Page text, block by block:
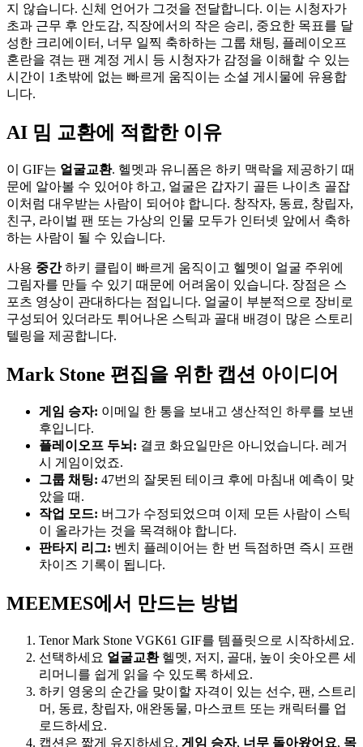
지 않습니다. 신체 언어가 그것을 전달합니다. 이는 시청자가
초과 근무 후 안도감, 직장에서의 작은 승리, 중요한 목표를 달
성한 크리에이터, 너무 일찍 축하하는 그룹 채팅, 플레이오프
혼란을 겪는 팬 계정 게시 등 시청자가 감정을 이해할 수 있는
시간이 1초밖에 없는 빠르게 움직이는 소셜 게시물에 유용합
니다.
AI 밈 교환에 적합한 이유
이 GIF는 얼굴교환. 헬멧과 유니폼은 하키 맥락을 제공하기 때
문에 알아볼 수 있어야 하고, 얼굴은 갑자기 골든 나이츠 골잡
이처럼 대우받는 사람이 되어야 합니다. 창작자, 동료, 창립자,
친구, 라이벌 팬 또는 가상의 인물 모두가 인터넷 앞에서 축하
하는 사람이 될 수 있습니다.
사용 중간하키 클립이 빠르게 움직이고 헬멧이 얼굴 주위에
그림자를 만들 수 있기 때문에 어려움이 있습니다. 장점은 스
포츠 영상이 관대하다는 점입니다. 얼굴이 부분적으로 장비로
구성되어 있더라도 튀어나온 스틱과 골대 배경이 많은 스토리
텔링을 제공합니다.
Mark Stone 편집을 위한 캡션 아이디어
게임 승자: 이메일 한 통을 보내고 생산적인 하루를 보낸
후입니다.
플레이오프 두뇌: 결코 화요일만은 아니었습니다. 레거
시 게임이었죠.
그룹 채팅: 47번의 잘못된 테이크 후에 마침내 예측이 맞
았을 때.
작업 모드: 버그가 수정되었으며 이제 모든 사람이 스틱
이 올라가는 것을 목격해야 합니다.
판타지 리그: 벤치 플레이어는 한 번 득점하면 즉시 프랜
차이즈 기록이 됩니다.
MEEMES에서 만드는 방법
Tenor Mark Stone VGK61 GIF를 템플릿으로 시작하세요.
선택하세요 얼굴교환헬멧, 저지, 골대, 높이 솟아오른 세
리머니를 쉽게 읽을 수 있도록 하세요.
하키 영웅의 순간을 맞이할 자격이 있는 선수, 팬, 스트리
머, 동료, 창립자, 애완동물, 마스코트 또는 캐릭터를 업
로드하세요.
캡션은 짧게 유지하세요. 게임 승자, 너무 돌아왔어요, 목